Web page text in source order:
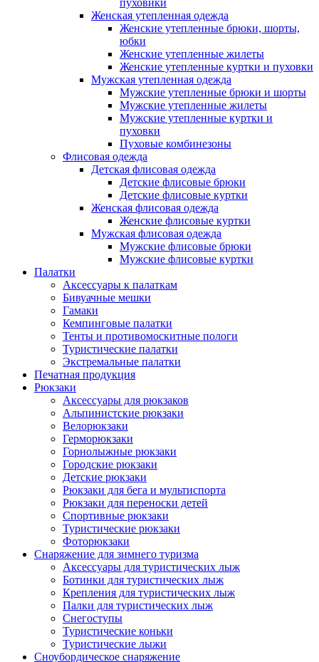
пуховики
Женская утепленная одежда
Женские утепленные брюки, шорты,
юбки
Женские утепленные жилеты
Женские утепленные куртки и пуховки
Мужская утепленная одежда
Мужские утепленные брюки и шорты
Мужские утепленные жилеты
Мужские утепленные куртки и
пуховки
Пуховые комбинезоны
Флисовая одежда
Детская флисовая одежда
Детские флисовые брюки
Детские флисовые куртки
Женская флисовая одежда
Женские флисовые куртки
Мужская флисовая одежда
Мужские флисовые брюки
Мужские флисовые куртки
Палатки
Аксессуары к палаткам
Бивуачные мешки
Гамаки
Кемпинговые палатки
Тенты и противомоскитные пологи
Туристические палатки
Экстремальные палатки
Печатная продукция
Рюкзаки
Аксессуары для рюкзаков
Альпинистские рюкзаки
Велорюкзаки
Герморюкзаки
Горнолыжные рюкзаки
Городские рюкзаки
Детские рюкзаки
Рюкзаки для бега и мультиспорта
Рюкзаки для переноски детей
Спортивные рюкзаки
Туристические рюкзаки
Фоторюкзаки
Снаряжение для зимнего туризма
Аксессуары для туристических лыж
Ботинки для туристических лыж
Крепления для туристических лыж
Палки для туристических лыж
Снегоступы
Туристические коньки
Туристические лыжи
Сноубордическое снаряжение